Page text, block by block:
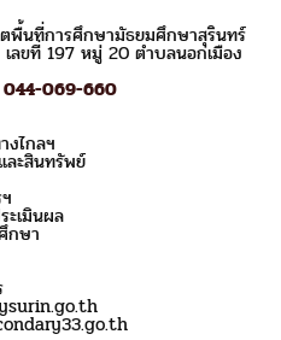
พื้นที่การศึกษามัธยมศึกษาสุรินทร์
ลขที่ 197 หมู่ 20 ตำบลนอกเมือง
044-069-660
ไกลฯ
ะสินทรัพย์
เมินผล
กษา